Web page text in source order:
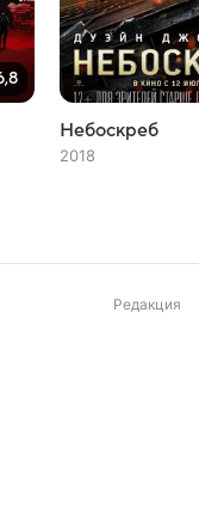
Небоскреб
2018
Редакция